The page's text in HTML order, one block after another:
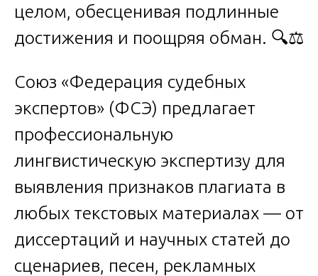
целом, обесценивая подлинные
достижения и поощряя обман. 🔍⚖️
Союз «Федерация судебных
экспертов» (ФСЭ) предлагает
профессиональную
лингвистическую экспертизу для
выявления признаков плагиата в
любых текстовых материалах — от
диссертаций и научных статей до
сценариев, песен, рекламных